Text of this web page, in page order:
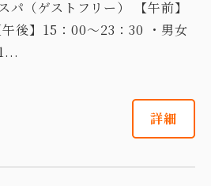
パ（ゲストフリー） 【午前】
後】15：00～23：30 ・男女
詳細